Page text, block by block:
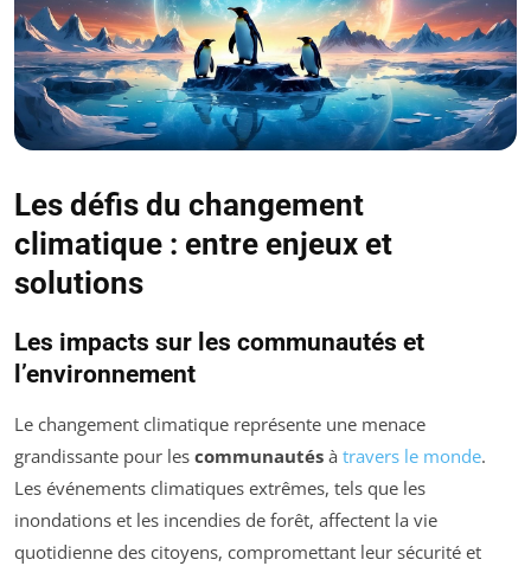
Les défis du changement
climatique : entre enjeux et
solutions
Les impacts sur les communautés et
l’environnement
Le changement climatique représente une menace
grandissante pour les communautés à travers le monde.
Les événements climatiques extrêmes, tels que les
inondations et les incendies de forêt, affectent la vie
quotidienne des citoyens, compromettant leur sécurité et